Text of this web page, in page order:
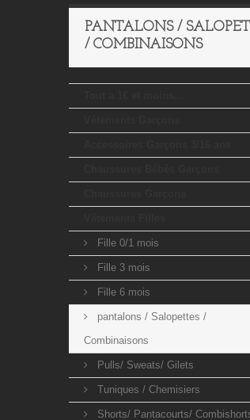
PANTALONS /
/ COMBINAISONS
Fille 0/1 mois
Fille 3 mois
Fille 6 mois
pantalons / Salopettes /
Combinaisons
Pulls/ Sweats/ Gilets
Tuniques / Chemisiers
Shorts/ Pantacourts/